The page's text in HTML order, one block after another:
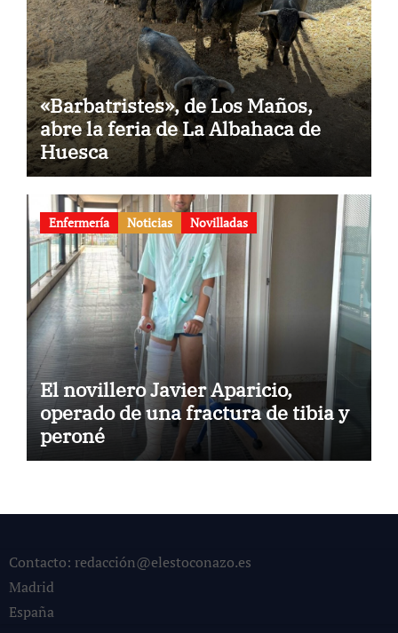
«Barbatristes», de Los Maños,
abre la feria de La Albahaca de
Huesca
Enfermería Noticias Novilladas
El novillero Javier Aparicio,
operado de una fractura de tibia y
peroné
Contacto: redacción@elestoconazo.es
Madrid
España